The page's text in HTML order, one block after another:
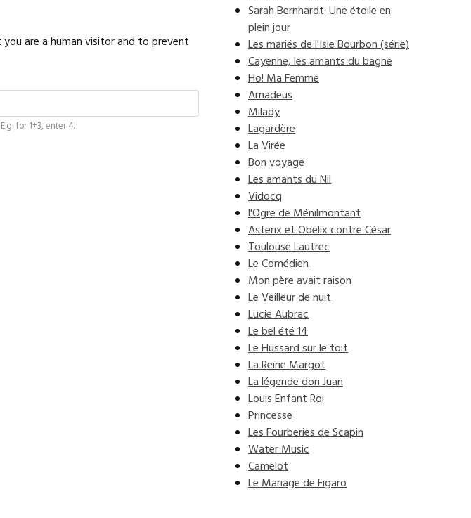
are a human visitor and to prevent
for 1+3, enter 4.
Sarah Bernhardt: Une étoile en
plein jour
Les mariés de l'Isle Bourbon (série)
Cayenne, les amants du bagne
Ho! Ma Femme
Amadeus
Milady
Lagardère
La Virée
Bon voyage
Les amants du Nil
Vidocq
l'Ogre de Ménilmontant
Asterix et Obelix contre César
Toulouse Lautrec
Le Comédien
Mon père avait raison
Le Veilleur de nuit
Lucie Aubrac
Le bel été 14
Le Hussard sur le toit
La Reine Margot
La légende don Juan
Louis Enfant Roi
Princesse
Les Fourberies de Scapin
Water Music
Camelot
Le Mariage de Figaro